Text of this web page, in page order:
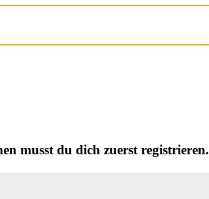
musst du dich zuerst registrieren.